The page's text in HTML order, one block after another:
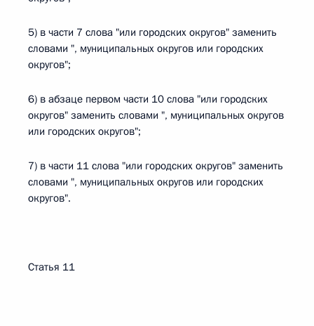
5) в части 7 слова "или городских округов" заменить
словами ", муниципальных округов или городских
округов";
6) в абзаце первом части 10 слова "или городских
округов" заменить словами ", муниципальных округов
или городских округов";
7) в части 11 слова "или городских округов" заменить
словами ", муниципальных округов или городских
округов".
Статья 11